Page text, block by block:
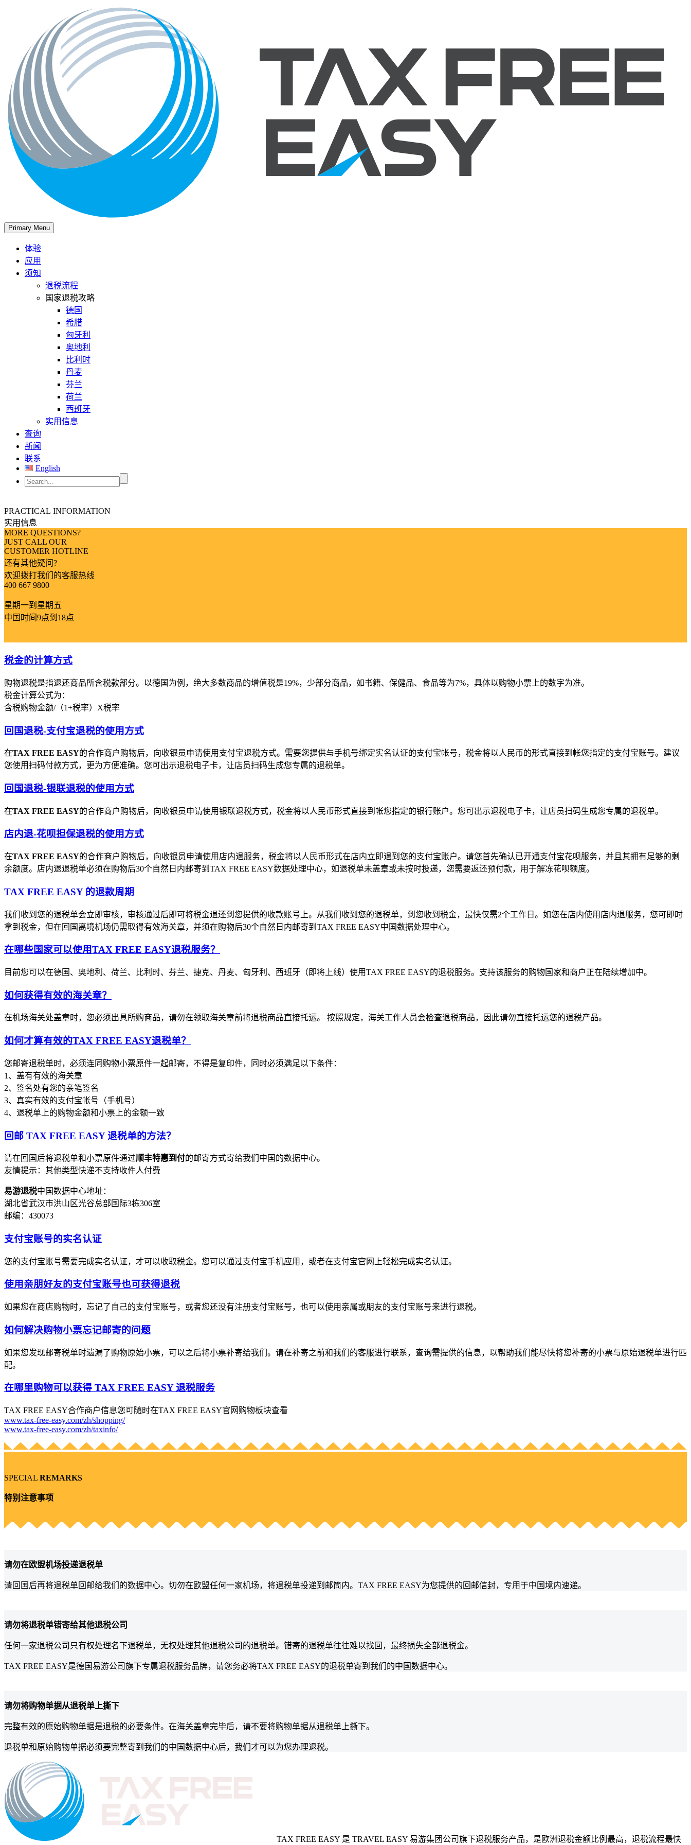
Primary Menu
体验
应用
须知
退税流程
国家退税攻略
德国
希腊
匈牙利
奥地利
比利时
丹麦
芬兰
荷兰
西班牙
实用信息
查询
新闻
联系
English
PRACTICAL INFORMATION
实用信息
MORE QUESTIONS?
JUST CALL OUR
CUSTOMER HOTLINE
还有其他疑问?
欢迎拨打我们的客服热线
400 667 9800
星期一到星期五
中国时间9点到18点
税金的计算方式
购物退税是指退还商品所含税款部分。以德国为例，绝大多数商品的增值税是19%，少部分商品，如书籍、保健品、食品等为7%，具体以购物小票上的数字为准。
税金计算公式为：
含税购物金额/（1+税率）X税率
回国退税-支付宝退税的使用方式
在TAX FREE EASY的合作商户购物后，向收银员申请使用支付宝退税方式。需要您提供与手机号绑定实名认证的支付宝帐号，税金将以人民币的形式直接到帐您指定的支付宝账号。建议
您使用扫码付款方式，更为方便准确。您可出示退税电子卡，让店员扫码生成您专属的退税单。
回国退税-银联退税的使用方式
在TAX FREE EASY的合作商户购物后，向收银员申请使用银联退税方式，税金将以人民币形式直接到帐您指定的银行账户。您可出示退税电子卡，让店员扫码生成您专属的退税单。
店内退-花呗担保退税的使用方式
在TAX FREE EASY的合作商户购物后，向收银员申请使用店内退服务，税金将以人民币形式在店内立即退到您的支付宝账户。请您首先确认已开通支付宝花呗服务，并且其拥有足够的剩
余额度。店内退退税单必须在购物后30个自然日内邮寄到TAX FREE EASY数据处理中心，如退税单未盖章或未按时投递，您需要返还预付款，用于解冻花呗额度。
TAX FREE EASY 的退款周期
我们收到您的退税单会立即审核，审核通过后即可将税金退还到您提供的收款账号上。从我们收到您的退税单，到您收到税金，最快仅需2个工作日。如您在店内使用店内退服务，您可即时
拿到税金，但在回国离境机场仍需取得有效海关章，并须在购物后30个自然日内邮寄到TAX FREE EASY中国数据处理中心。
在哪些国家可以使用TAX FREE EASY退税服务？
目前您可以在德国、奥地利、荷兰、比利时、芬兰、捷克、丹麦、匈牙利、西班牙（即将上线）使用TAX FREE EASY的退税服务。支持该服务的购物国家和商户正在陆续增加中。
如何获得有效的海关章？
在机场海关处盖章时，您必须出具所购商品，请勿在领取海关章前将退税商品直接托运。 按照规定，海关工作人员会检查退税商品，因此请勿直接托运您的退税产品。
如何才算有效的TAX FREE EASY退税单？
您邮寄退税单时，必须连同购物小票原件一起邮寄，不得是复印件，同时必须满足以下条件：
1、盖有有效的海关章
2、签名处有您的亲笔签名
3、真实有效的支付宝帐号（手机号）
4、退税单上的购物金额和小票上的金额一致
回邮 TAX FREE EASY 退税单的方法？
请在回国后将退税单和小票原件通过顺丰特惠到付的邮寄方式寄给我们中国的数据中心。
友情提示：其他类型快递不支持收件人付费
易游退税中国数据中心地址：
湖北省武汉市洪山区光谷总部国际3栋306室
邮编：430073
支付宝账号的实名认证
您的支付宝账号需要完成实名认证，才可以收取税金。您可以通过支付宝手机应用，或者在支付宝官网上轻松完成实名认证。
使用亲朋好友的支付宝账号也可获得退税
如果您在商店购物时，忘记了自己的支付宝账号，或者您还没有注册支付宝账号，也可以使用亲属或朋友的支付宝账号来进行退税。
如何解决购物小票忘记邮寄的问题
如果您发现邮寄税单时遗漏了购物原始小票，可以之后将小票补寄给我们。请在补寄之前和我们的客服进行联系，查询需提供的信息，以帮助我们能尽快将您补寄的小票与原始退税单进行匹
配。
在哪里购物可以获得 TAX FREE EASY 退税服务
TAX FREE EASY合作商户信息您可随时在TAX FREE EASY官网购物板块查看
www.tax-free-easy.com/zh/shopping/
www.tax-free-easy.com/zh/taxinfo/
SPECIAL REMARKS
特别注意事项
请勿在欧盟机场投递退税单
请回国后再将退税单回邮给我们的数据中心。切勿在欧盟任何一家机场，将退税单投递到邮筒内。TAX FREE EASY为您提供的回邮信封，专用于中国境内速递。
请勿将退税单错寄给其他退税公司
任何一家退税公司只有权处理名下退税单，无权处理其他退税公司的退税单。错寄的退税单往往难以找回，最终损失全部退税金。
TAX FREE EASY是德国易游公司旗下专属退税服务品牌，请您务必将TAX FREE EASY的退税单寄到我们的中国数据中心。
请勿将购物单据从退税单上撕下
完整有效的原始购物单据是退税的必要条件。在海关盖章完毕后，请不要将购物单据从退税单上撕下。
退税单和原始购物单据必须要完整寄到我们的中国数据中心后，我们才可以为您办理退税。
TAX FREE EASY 是 TRAVEL EASY 易游集团公司旗下退税服务产品，是欧洲退税金额比例最高，退税流程最快